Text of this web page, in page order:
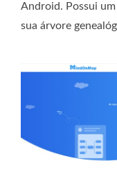
Android. Possui
sua árvore